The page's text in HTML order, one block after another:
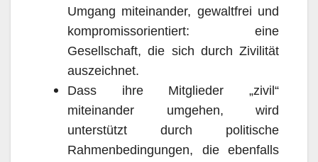
Umgang miteinander, gewaltfrei und
kompromissorientiert: eine
Gesellschaft, die sich durch Zivilität
auszeichnet.
Dass ihre Mitglieder „zivil“
miteinander umgehen, wird
unterstützt durch politische
Rahmenbedingungen, die ebenfalls